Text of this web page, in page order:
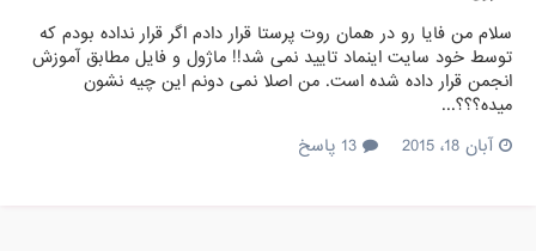
سلام من فایا رو در همان روت پرستا قرار دادم اگر قرار نداده بودم که
توسط خود سایت اینماد تایید نمی شد!! ماژول و فایل مطابق آموزش
انجمن قرار داده شده است. من اصلا نمی دونم این چیه نشون
میده؟؟؟...
آبان 18، 2015